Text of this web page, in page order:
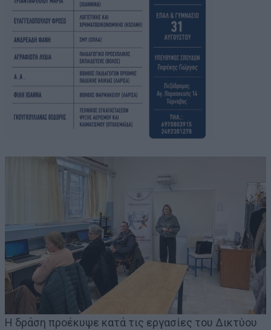
Η δράση προέκυψε κατά τις εργασίες του Δικτύου